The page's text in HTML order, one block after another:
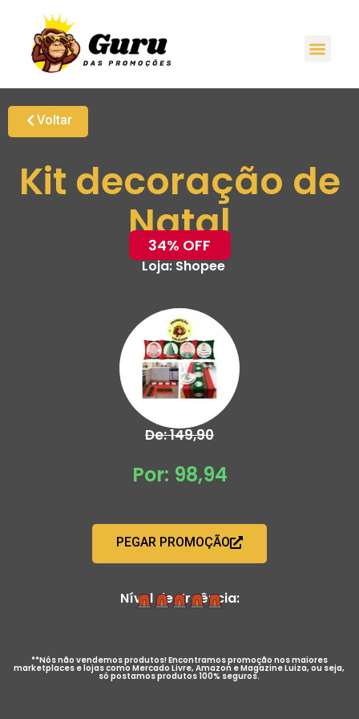
Voltar
Kit decoração de
Natal
34% OFF
Loja:Shopee
De: 149,90
Por: 98,94
PEGAR PROMOÇÃO
Nível de Urgência:
**Nós não vendemos produtos! Encontramos promoção nos maiores
marketplaces e lojas como Mercado Livre, Amazon e Magazine Luiza, ou seja,
só postamos produtos 100% seguros.